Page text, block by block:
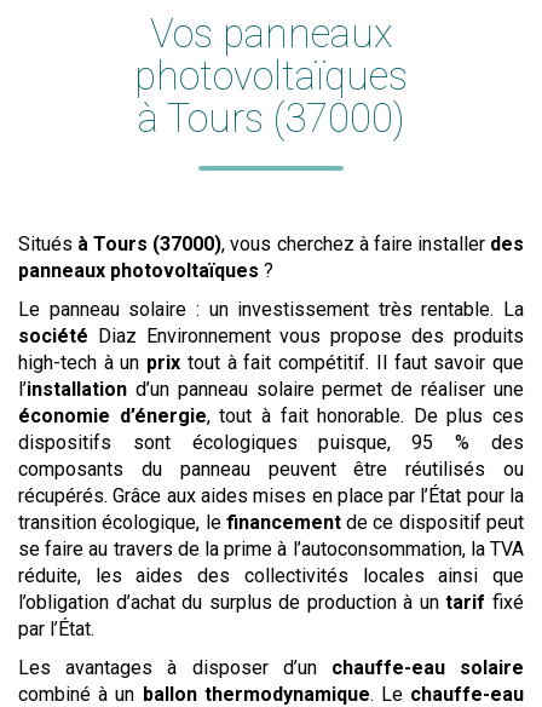
Vos panneaux
photovoltaïques
à Tours (37000)
Situés à Tours (37000), vous cherchez à faire installer des
panneaux photovoltaïques ?
Le panneau solaire : un investissement très rentable. La
société Diaz Environnement vous propose des produits
high-tech à un prix tout à fait compétitif. Il faut savoir que
l’installation d’un panneau solaire permet de réaliser une
économie d’énergie, tout à fait honorable. De plus ces
dispositifs sont écologiques puisque, 95 % des
composants du panneau peuvent être réutilisés ou
récupérés. Grâce aux aides mises en place par l’État pour la
transition écologique, le financementde ce dispositif peut
se faire au travers de la prime à l’autoconsommation, la TVA
réduite, les aides des collectivités locales ainsi que
l’obligation d’achat du surplus de production à untarif fixé
par l’État.
Les avantages à disposer d’un chauffe-eau solaire
combiné à un ballon thermodynamique. Le chauffe-eau